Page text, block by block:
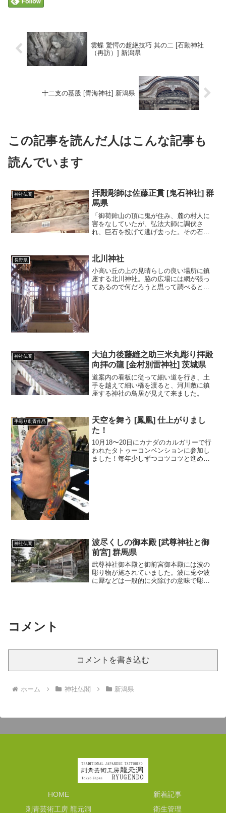
雲蝶 驚愕の超絶技巧 其の二 [石動神社
（再訪）] 新潟県
十二支の蟇股 [青海神社] 新潟県
この記事を読んだ人はこんな記事も
読んでいます
神社仏閣
拝殿彫師は佐藤正貫 [鬼石神社] 群
馬県
「御荷鉾山の頂に鬼が住み、麓の村人に
害をなしていたが、弘法大師に調伏さ
れ、巨石を投げて逃げ去った。その石の
石がある神社。
長野県 北川神社
小高い丘の上の見晴らしの良い場所に鎮
座する北川神社。脇の広場には網が張っ
てあるので何だろうと思って調べると、
神社仏閣
大迫力後藤縫之助三米丸彫り拝殿
向拝の龍 [金村別雷神社] 茨城県
道案内の看板に従って細い道を行き、土
手を越えて細い橋を渡ると、河川敷に鎮
座する神社の鳥居が見えて来ました。
手彫り刺青作品
天空を舞う [鳳凰] 仕上がりまし
た！
10月18〜20日にカナダのカルガリーで行
われたタトゥーコンベンションに参加し
ました！毎年少しずつコツコツと進めて
神社仏閣
波尽くしの御本殿 [武尊神社と御
前宮] 群馬県
武尊神社御本殿と御前宮御本殿には波の
彫り物が施されていました。波に兎や波
に犀などは一般的に火除けの意味で彫ら
コメント
コメントを書き込む
ホーム 神社仏閣 新潟県
HOME
新着記事
刺青芸術工房 龍元洞
衛生管理